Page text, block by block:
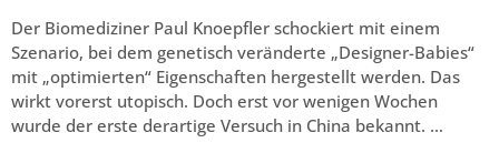
Der Biomediziner Paul Knoepfler schockiert mit einem
Szenario, bei dem genetisch veränderte „Designer-Babies“
mit „optimierten“ Eigenschaften hergestellt werden. Das
wirkt vorerst utopisch. Doch erst vor wenigen Wochen
wurde der erste derartige Versuch in China bekannt. …